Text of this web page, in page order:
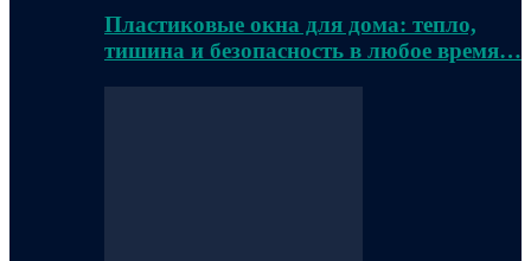
Пластиковые окна для дома: тепло,
тишина и безопасность в любое время…